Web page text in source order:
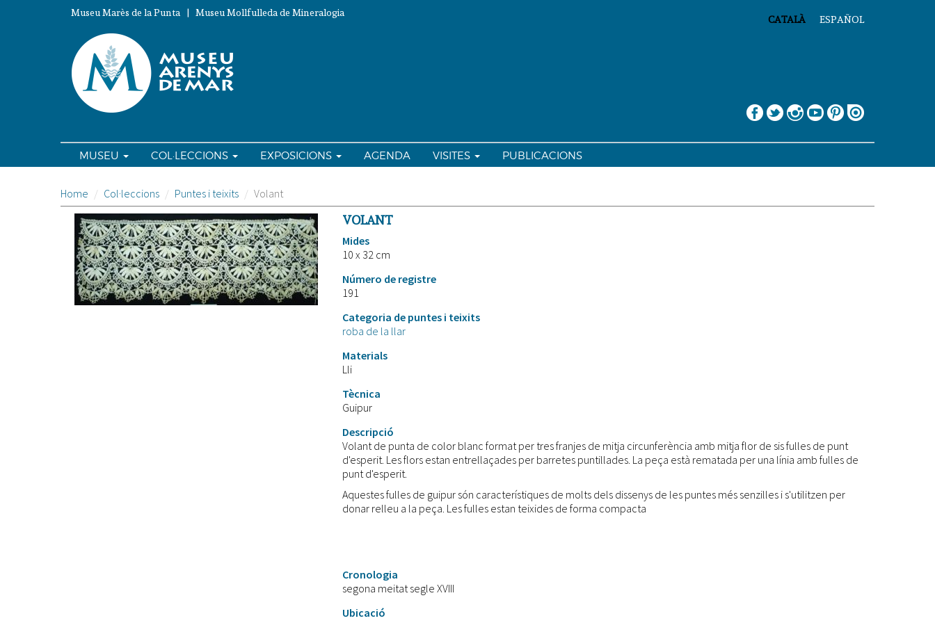
ESPAÑOL
CATALÀ
Museu Marès de la Punta | Museu Mollfulleda de Mineralogia
MUSEU COL·LECCIONS EXPOSICIONS AGENDA VISITES PUBLICACIONS
Home Col·leccions Puntes i teixits Volant
VOLANT
Mides
10 x 32 cm
Número de registre
191
Categoria de puntes i teixits
roba de la llar
Materials
Lli
Tècnica
Guipur
Descripció
Volant de punta de color blanc format per tres franjes de mitja circunferència amb mitja flor de sis fulles de punt
d'esperit. Les flors estan entrellaçades per barretes puntillades. La peça està rematada per una línia amb fulles de
punt d'esperit.
Aquestes fulles de guipur són característiques de molts dels dissenys de les puntes més senzilles i s'utilitzen per
donar relleu a la peça. Les fulles estan teixides de forma compacta
Cronologia
segona meitat segle XVIII
Ubicació